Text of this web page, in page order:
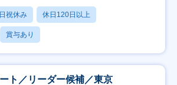
祝休み 休日120日以上
賞与あり
ト／リーダー候補／東京